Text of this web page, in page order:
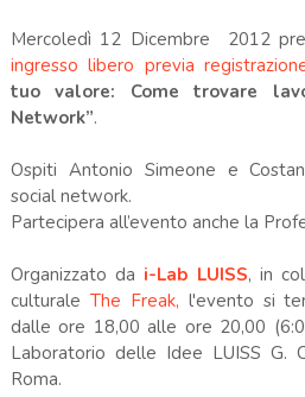
Mercoledì 12 Dicembre 2012
ingresso libero previa
tuo valore: Come trovare
Network”.
Ospiti Antonio Simeone e
social network.
Partecipera all’evento anche la
Organizzato da i-Lab LUISS, in
culturale The Freak, l'evento si
dalle ore 18,00 alle ore 20,00
Laboratorio delle Idee LUISS G.
Roma.